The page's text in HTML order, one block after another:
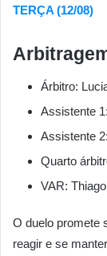
TERÇA (12/08)
Árbitro:
Assistente
Assistente
Quarto
VAR:
O duelo promete
reagir e se